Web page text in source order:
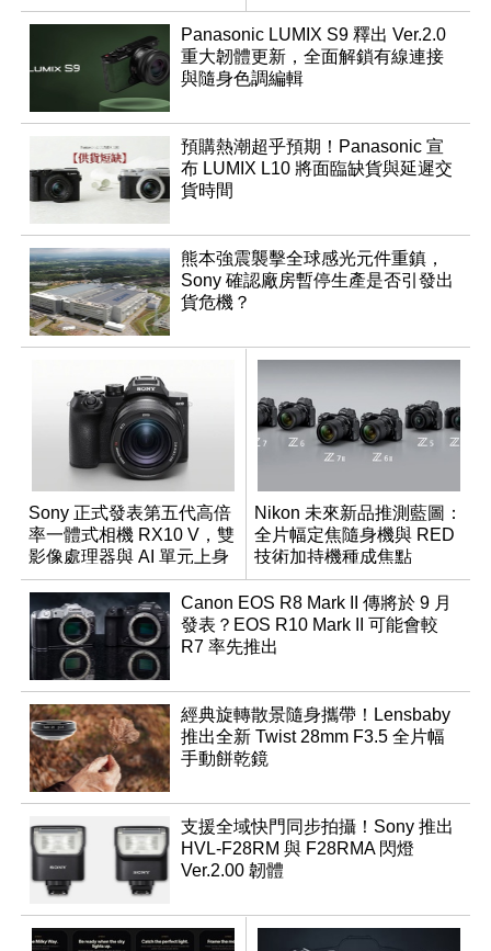
Panasonic LUMIX S9 釋出 Ver.2.0
重大韌體更新，全面解鎖有線連接
與隨身色調編輯
預購熱潮超乎預期！Panasonic 宣
布 LUMIX L10 將面臨缺貨與延遲交
貨時間
熊本強震襲擊全球感光元件重鎮，
Sony 確認廠房暫停生產是否引發出
貨危機？
Sony 正式發表第五代高倍
率一體式相機 RX10 V，雙
影像處理器與 AI 單元上身
Nikon 未來新品推測藍圖：
全片幅定焦隨身機與 RED
技術加持機種成焦點
Canon EOS R8 Mark II 傳將於 9 月
發表？EOS R10 Mark II 可能會較
R7 率先推出
經典旋轉散景隨身攜帶！Lensbaby
推出全新 Twist 28mm F3.5 全片幅
手動餅乾鏡
支援全域快門同步拍攝！Sony 推出
HVL-F28RM 與 F28RMA 閃燈
Ver.2.00 韌體